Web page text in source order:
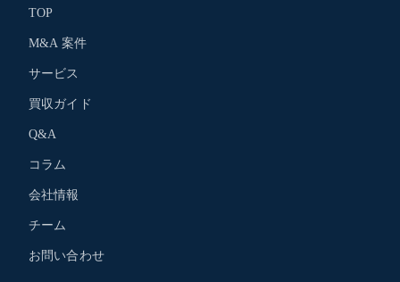
TOP
M&A 案件
サービス
買収ガイド
Q&A
コラム
会社情報
チーム
お問い合わせ